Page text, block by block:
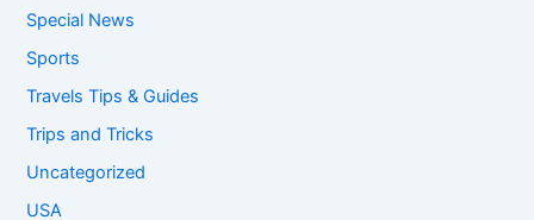
Special News
Sports
Travels Tips & Guides
Trips and Tricks
Uncategorized
USA